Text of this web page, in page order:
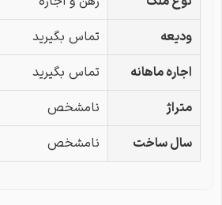
ودیعه
تماس بگیرید
اجاره ماهانه
تماس بگیرید
متراژ
نامشخص
سال ساخت
نامشخص